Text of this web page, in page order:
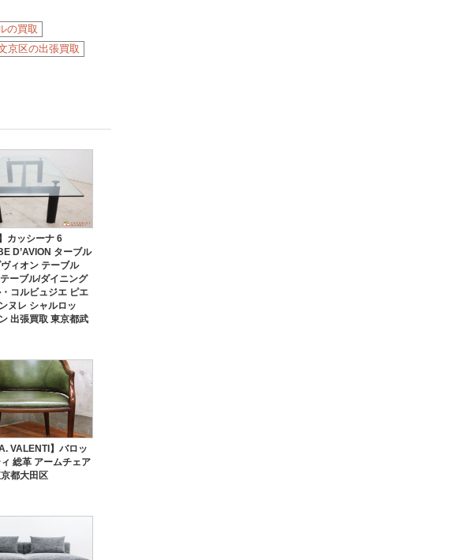
の買取
京区の出張買取
カッシーナ 6
D’AVION ターブル
ィオン テーブル
ーブル/ダイニング
コルビュジエ ピエ
ヌレ シャルロッ
出張買取 東京都武
VALENTI】バロッ
総革 アームチェア
都大田区